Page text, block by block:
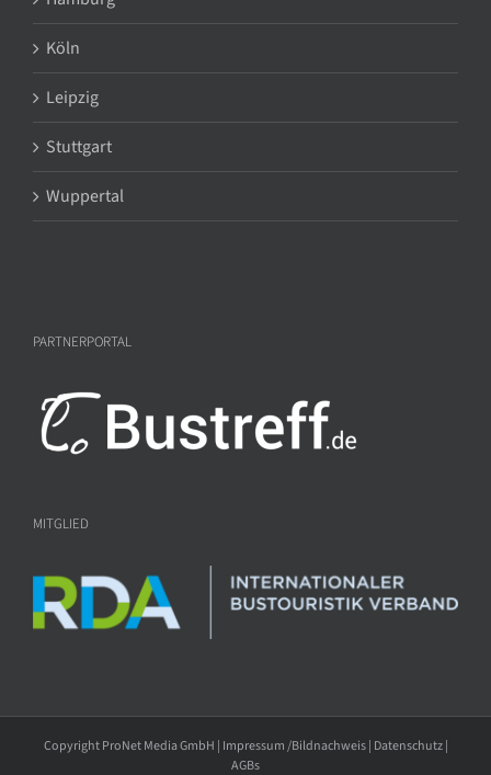
Köln
Leipzig
Stuttgart
Wuppertal
PARTNERPORTAL
MITGLIED
Copyright ProNet Media GmbH | Impressum /Bildnachweis| Datenschutz|
AGBs